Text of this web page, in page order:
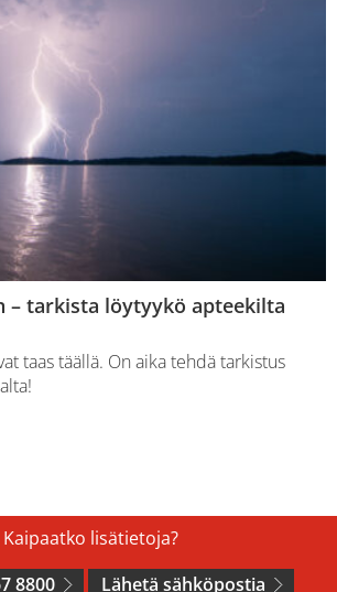
– tarkista löytyykö apteekilta
taas täällä. On aika tehdä tarkistus
Kaipaatko lisätietoja?
8800
Lähetä sähköpostia